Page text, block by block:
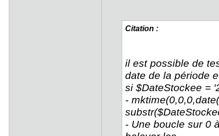
Citation :
il est possible de
date de la période
si $DateStockee =
-
- Une boucle sur 0